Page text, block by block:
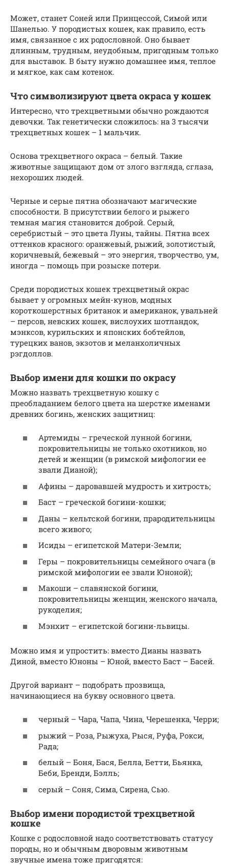
Может, станет Соней или Принцессой, Симой или
Шанелью. У породистых кошек, как правило, есть
имя, связанное с их родословной. Оно бывает
длинным, трудным, неудобным, пригодным только
для выставок. В быту нужно домашнее имя, теплое
и мягкое, как сам котенок.
Что символизируют цвета окраса у кошек
Интересно, что трехцветными обычно рождаются
девочки. Так генетически сложилось: на 3 тысячи
трехцветных кошек – 1 мальчик.
Основа трехцветного окраса – белый. Такие
животные защищают дом от злого взгляда, сглаза,
нехороших людей.
Черные и серые пятна обозначают магические
способности. В присутствии белого и рыжего
темная магия становится доброй. Серый,
серебристый – это цвета Луны, тайны. Пятна всех
оттенков красного: оранжевый, рыжий, золотистый,
коричневый, бежевый – это энергия, творчество, ум,
иногда – помощь при розыске потери.
Среди породистых кошек трехцветный окрас
бывает у огромных мейн-кунов, модных
короткошерстных британок и американок, увальней
– персов, невских кошек, вислоухих шотландок,
мэнксов, курильских и японских бобтейлов,
турецких ванов, экзотов и меланхоличных
рэгдоллов.
Выбор имени для кошки по окрасу
Можно назвать трехцветную кошку с
преобладанием белого цвета на шерстке именами
древних богинь, женских защитниц:
Артемиды – греческой лунной богини,
покровительницы не только охотников, но
детей и женщин (в римской мифологии ее
звали Дианой);
Афины – даровавшей мудрость и хитрость;
Баст – греческой богини-кошки;
Даны – кельтской богини, прародительницы
всего живого;
Исиды – египетской Матери-Земли;
Геры – покровительницы семейного очага (в
римской мифологии ее звали Юноной);
Макоши – славянской богини,
покровительницы женщин, женского начала,
рукоделия;
Мэнхит – египетской богини-львицы.
Можно имя и упростить: вместо Дианы назвать
Диной, вместо Юноны – Юной, вместо Баст – Басей.
Другой вариант – подобрать прозвища,
начинающиеся на букву основного цвета.
черный – Чара, Чапа, Чина, Черешенка, Черри;
рыжий – Роза, Рыжуха, Рыся, Руфа, Рокси,
Рада;
белый – Боня, Бася, Белла, Бетти, Бьянка,
Беби, Бренди, Бэлль;
серый – Соня, Сима, Сирена, Сью.
Выбор имени породистой трехцветной
кошке
Кошке с родословной надо соответствовать статусу
породы, но и обычным дворовым животным
звучные имена тоже пригодятся: